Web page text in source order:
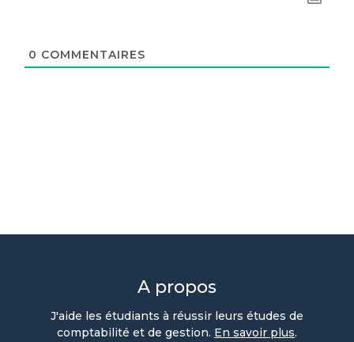
0 COMMENTAIRES
A propos
J'aide les étudiants à réussir leurs études de
comptabilité et de gestion. En savoir plus.